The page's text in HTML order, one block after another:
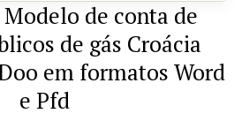
de conta de
de gás Croácia
em formatos Word
e Pfd